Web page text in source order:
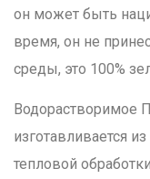
он может быть
время, он не
среды, это 100%
Водорастворимое
изготавливается
тепловой